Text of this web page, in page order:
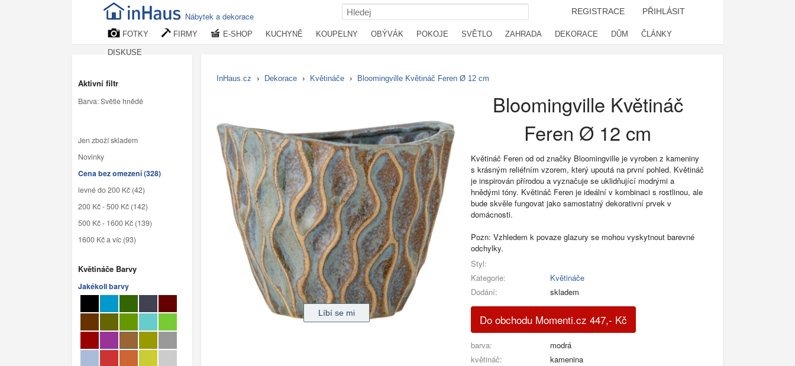
Nábytek a dekorace REGISTRACE PŘIHLÁSIT
FOTKY FIRMY E-SHOP KUCHYNĚ KOUPELNY OBÝVÁK POKOJE SVĚTLO ZAHRADA DEKORACE DŮM ČLÁNKY
DISKUSE
Aktivní filtr
Barva: Světle hnědé
Jen zboží skladem
Novinky
Cena bez omezení (328)
levné do 200 Kč (42)
200 Kč - 500 Kč (142)
500 Kč - 1600 Kč (139)
1600 Kč a víc (93)
Květináče Barvy
Jakékoli barvy
InHaus.cz › Dekorace › Květináče › Bloomingville Květináč Feren Ø 12 cm
Bloomingville Květináč
Feren Ø 12 cm
Květináč Feren od od značky Bloomingville je vyroben z kameniny
s krásným reliéfním vzorem, který upoutá na první pohled. Květináč
je inspirován přírodou a vyznačuje se uklidňující modrými a
hnědými tóny. Květináč Feren je ideální v kombinaci s rostlinou, ale
bude skvěle fungovat jako samostatný dekorativní prvek v
domácnosti.
Pozn: Vzhledem k povaze glazury se mohou vyskytnout barevné
odchylky.
Styl:
Kategorie:
Květináče
Dodání:
skladem
Do obchodu Momenti.cz 447,- Kč
barva:
modrá
květináč:
kamenina